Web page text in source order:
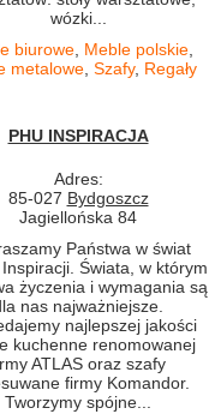
wózki...
biurowe, Meble polskie,
metalowe, Szafy, Regały
PHU INSPIRACJA
Adres:
85-027 Bydgoszcz
Jagiellońska 84
Państwa w świat
Świata, w którym
życzenia i wymagania są
nas najważniejsze.
najlepszej jakości
kuchenne renomowanej
ATLAS oraz szafy
firmy Komandor.
Tworzymy spójne...